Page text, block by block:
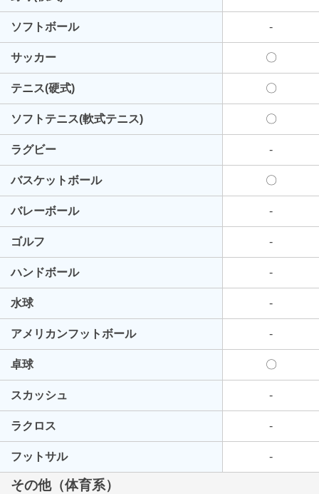
ソフトボール -
サッカー 〇
テニス(硬式) 〇
ソフトテニス(軟式テニス) 〇
ラグビー -
バスケットボール 〇
バレーボール -
ゴルフ -
ハンドボール -
水球 -
アメリカンフットボール -
卓球 〇
スカッシュ -
ラクロス -
フットサル -
その他（体育系）